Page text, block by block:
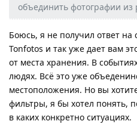
объединить фотографии
Боюсь, я не получил ответ на
Tonfotos и так уже дает вам
от места хранения. В
людях. Всё это уже
местоположения. Но вы
фильтры, я бы хотел понять,
в каких конкретно ситуациях.